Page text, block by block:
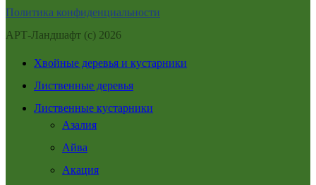
Политика конфиденциальности
АРТ-Ландшафт (с) 2026
Хвойные деревья и кустарники
Лиственные деревья
Лиственные кустарники
Азалия
Айва
Акация